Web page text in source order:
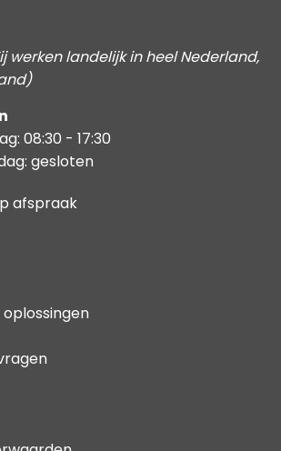
werken landelijk in heel Nederland,
08:30 - 17:30
gesloten
afspraak